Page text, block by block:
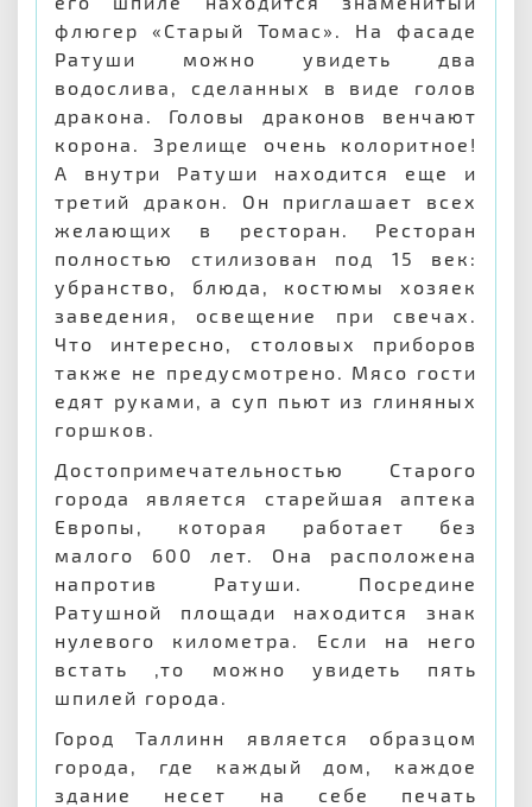
флюгер «Старый Томас». На фасаде
Ратуши можно увидеть два
водослива, сделанных в виде голов
дракона. Головы драконов венчают
корона. Зрелище очень колоритное!
А внутри Ратуши находится еще и
третий дракон. Он приглашает всех
желающих в ресторан. Ресторан
полностью стилизован под 15 век:
убранство, блюда, костюмы хозяек
заведения, освещение при свечах.
Что интересно, столовых приборов
также не предусмотрено. Мясо гости
едят руками, а суп пьют из глиняных
горшков.
Достопримечательностью Старого
города является старейшая аптека
Европы, которая работает без
малого 600 лет. Она расположена
напротив Ратуши. Посредине
Ратушной площади находится знак
нулевого километра. Если на него
встать ,то можно увидеть пять
шпилей города.
Город Таллинн является образцом
города, где каждый дом, каждое
здание несет на себе печать